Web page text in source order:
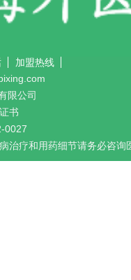
更便捷"
加盟热线
限公司
书
0027
疗和用药细节请务必咨询